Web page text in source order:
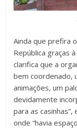
Ainda que prefira
República graças
clarifica que a
bem coordenado,
animações, um
devidamente
para as
onde “havia